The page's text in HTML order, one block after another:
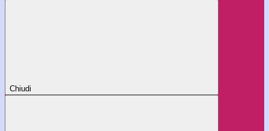
Chiudi